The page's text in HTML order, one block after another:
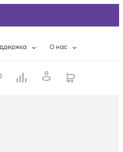
работы
О нас
Контактная